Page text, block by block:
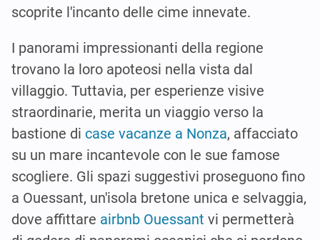
scoprite l'incanto delle cime innevate.
I panorami impressionanti della regione
trovano la loro apoteosi nella vista dal
villaggio. Tuttavia, per esperienze visive
straordinarie, merita un viaggio verso la
bastione di case vacanze a Nonza, affacciato
su un mare incantevole con le sue famose
scogliere. Gli spazi suggestivi proseguono fino
a Ouessant, un'isola bretone unica e selvaggia,
dove affittare airbnb Ouessant vi permetterà